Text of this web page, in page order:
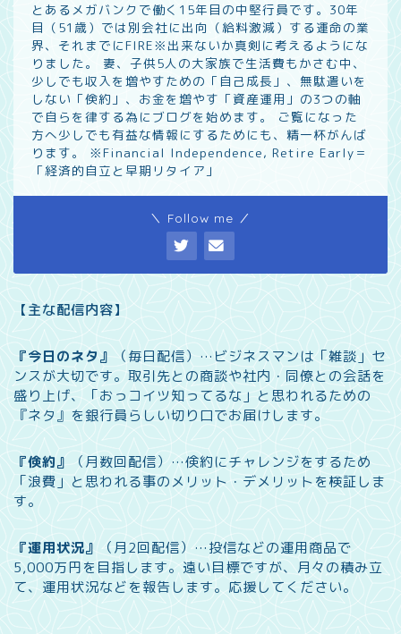
とあるメガバンクで働く15年目の中堅行員です。30年
目（51歳）では別会社に出向（給料激減）する運命の業
界、それまでにFIRE※出来ないか真剣に考えるようにな
りました。 妻、子供5人の大家族で生活費もかさむ中、
少しでも収入を増やすための「自己成長」、無駄遣いを
しない「倹約」、お金を増やす「資産運用」の3つの軸
で自らを律する為にブログを始めます。 ご覧になった
方へ少しでも有益な情報にするためにも、精一杯がんば
ります。 ※Financial Independence, Retire Early＝
「経済的自立と早期リタイア」
＼ Follow me ／
【主な配信内容】
『今日のネタ』 （毎日配信）… ビジネスマンは「雑談」セ
ンスが大切です。取引先との商談や社内・同僚との会話を
盛り上げ、「おっコイツ知ってるな」と思われるための
『ネタ』を銀行員らしい切り口でお届けします。
『倹約』 （月数回配信）…倹約にチャレンジをするため
「浪費」と思われる事のメリット・デメリットを検証しま
す。
『運用状況』 （月2回配信）…投信などの運用商品で
5,000万円を目指します。遠い目標ですが、月々の積み立
て、運用状況などを報告します。 応援してください。